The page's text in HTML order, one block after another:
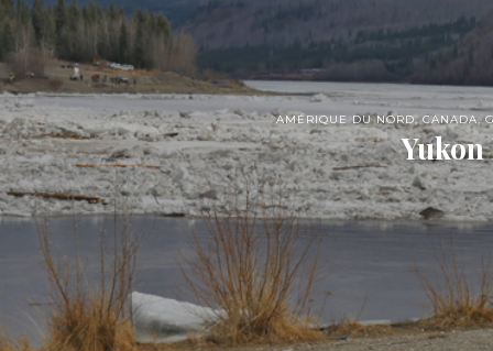
AMÉRIQUE DU NORD, CANADA,